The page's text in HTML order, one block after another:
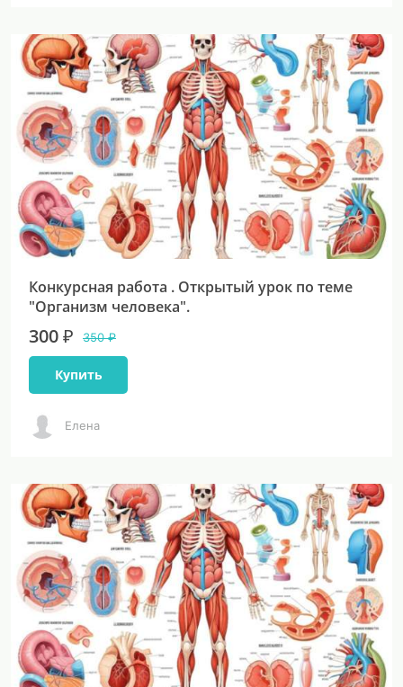
Конкурсная работа . Открытый урок по теме
"Организм человека".
300 ₽ 350 ₽
Купить
Елена